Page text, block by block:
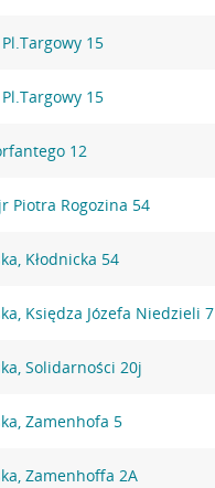
15
15
12
Piotra Rogozina 54
Kłodnicka 54
Księdza Józefa Niedzieli 7
Solidarności 20j
Zamenhofa 5
Zamenhoffa 2A